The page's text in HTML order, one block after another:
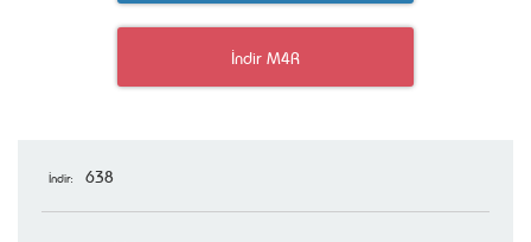
İndir M4R
İndir: 638